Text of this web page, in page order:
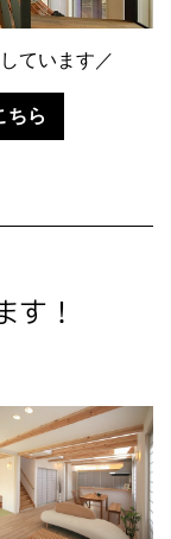
ています／
ちら
す！